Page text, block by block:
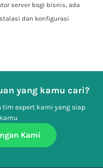
server bagi bisnis, ada
dan konfigurasi
yang kamu cari?
tim expert kami yang siap
Kami